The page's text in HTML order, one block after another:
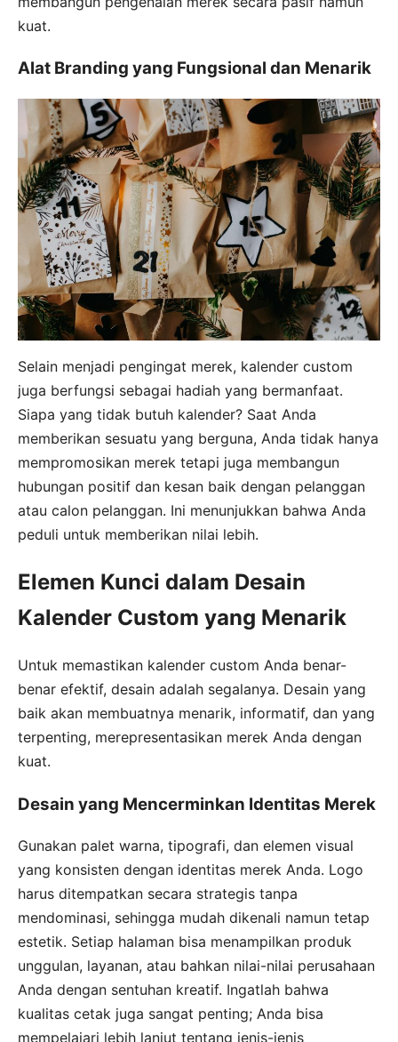
kuat.
Alat Branding yang Fungsional dan Menarik
Selain menjadi pengingat merek, kalender custom
juga berfungsi sebagai hadiah yang bermanfaat.
Siapa yang tidak butuh kalender? Saat Anda
memberikan sesuatu yang berguna, Anda tidak hanya
mempromosikan merek tetapi juga membangun
hubungan positif dan kesan baik dengan pelanggan
atau calon pelanggan. Ini menunjukkan bahwa Anda
peduli untuk memberikan nilai lebih.
Elemen Kunci dalam Desain
Kalender Custom yang Menarik
Untuk memastikan kalender custom Anda benar-
benar efektif, desain adalah segalanya. Desain yang
baik akan membuatnya menarik, informatif, dan yang
terpenting, merepresentasikan merek Anda dengan
kuat.
Desain yang Mencerminkan Identitas Merek
Gunakan palet warna, tipografi, dan elemen visual
yang konsisten dengan identitas merek Anda. Logo
harus ditempatkan secara strategis tanpa
mendominasi, sehingga mudah dikenali namun tetap
estetik. Setiap halaman bisa menampilkan produk
unggulan, layanan, atau bahkan nilai-nilai perusahaan
Anda dengan sentuhan kreatif. Ingatlah bahwa
kualitas cetak juga sangat penting; Anda bisa
mempelajari lebih lanjut tentang jenis-jenis